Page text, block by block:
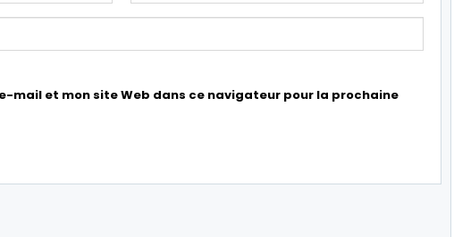
mail et mon site Web dans ce navigateur pour la prochaine